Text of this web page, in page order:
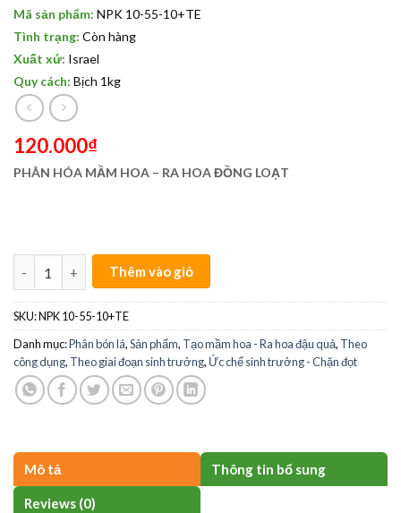
Mã sản phẩm: NPK 10-55-10+TE
Tình trạng: Còn hàng
Xuất xứ: Israel
Quy cách: Bịch 1kg
120.000₫
PHÂN HÓA MẦM HOA – RA HOA ĐỒNG LOẠT
NPK 10-55-10+TE quantity
Thêm vào giỏ
SKU:NPK 10-55-10+TE
Danh mục:Phân bón lá,Sản phẩm, Tạo mầm hoa - Ra hoa đậu quả, Theo
công dụng, Theo giai đoạn sinh trưởng, Ức chế sinh trưởng - Chặn đọt
Mô tả Thông tin bổ sung
Reviews (0)